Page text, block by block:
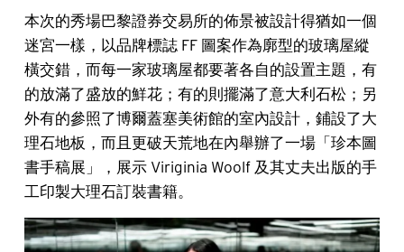
本次的秀場巴黎證券交易所的佈景被設計得猶如一個
迷宮一樣，以品牌標誌 FF 圖案作為廓型的玻璃屋縱
橫交錯，而每一家玻璃屋都要著各自的設置主題，有
的放滿了盛放的鮮花；有的則擺滿了意大利石松；另
外有的參照了博爾蓋塞美術館的室內設計，鋪設了大
理石地板，而且更破天荒地在內舉辦了一場「珍本圖
書手稿展」，展示 Viriginia Woolf 及其丈夫出版的手
工印製大理石訂裝書籍。